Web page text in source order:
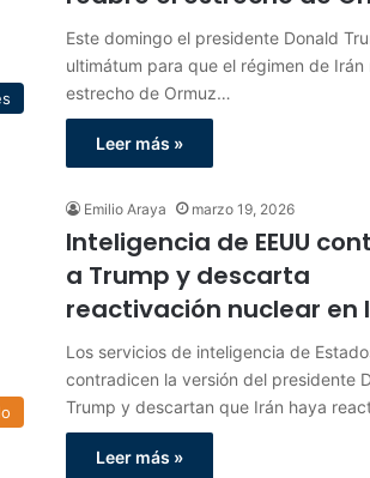
Este domingo el presidente Donald
ultimátum para que el régimen de Irán
estrecho de Ormuz…
Leer más »
Emilio Araya marzo 19, 2026
Inteligencia de EEUU
a Trump y descarta
reactivación nuclear en
Los servicios de inteligencia de
contradicen la versión del presidente
Trump y descartan que Irán haya
Leer más »